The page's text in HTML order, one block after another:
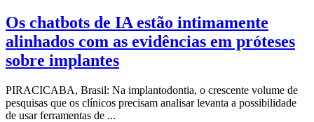
Os chatbots de IA estão intimamente
alinhados com as evidências em próteses
sobre implantes
PIRACICABA, Brasil: Na implantodontia, o crescente volume de
pesquisas que os clínicos precisam analisar levanta a possibilidade
de usar ferramentas de ...